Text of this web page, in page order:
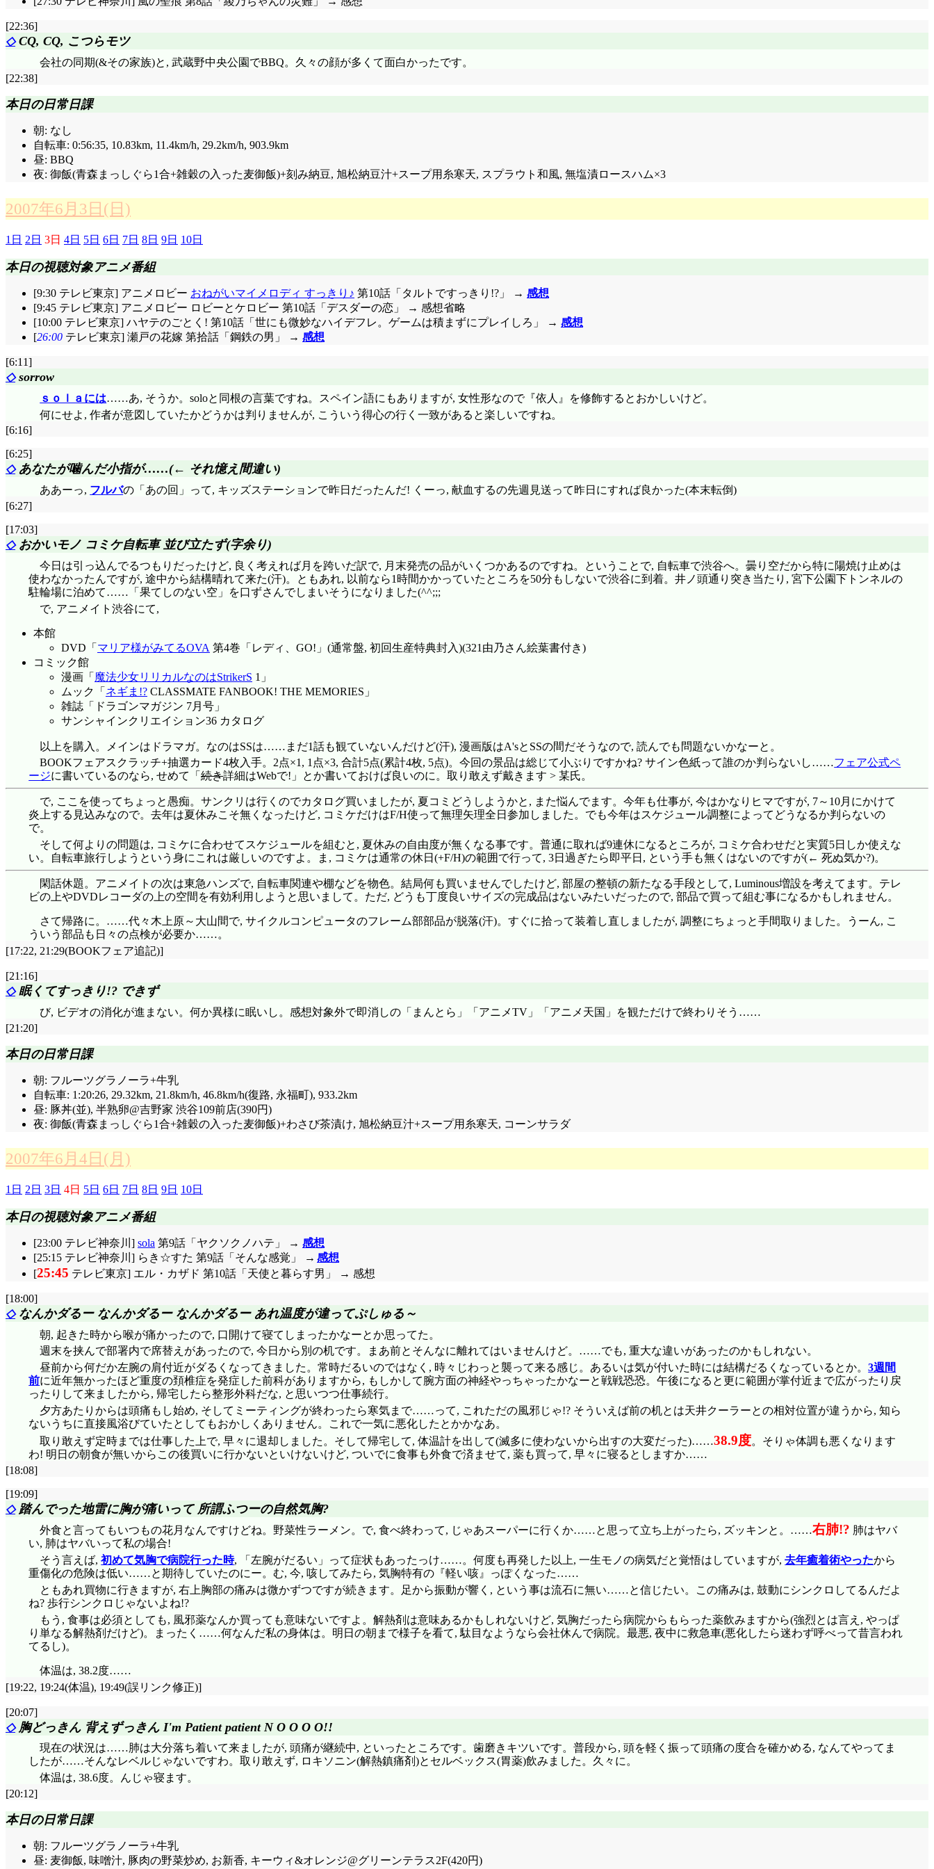
[22:36]
◇CQ, CQ, こつらモツ
会社の同期(&その家族)と, 武蔵野中央公園でBBQ。久々の顔が多くて面白かったです。
[22:38]
本日の日常日課
朝: なし
自転車: 0:56:35, 10.83km, 11.4km/h, 29.2km/h, 903.9km
昼: BBQ
夜: 御飯(青森まっしぐら1合+雑穀の入った麦御飯)+刻み納豆, 旭松納豆汁+スープ用糸寒天, スプラウト和風, 無塩漬ロースハム×3
2007年6月3日(日)
1日 2日 3日 4日 5日 6日 7日 8日 9日 10日
本日の視聴対象アニメ番組
[9:30 テレビ東京] アニメロビー おねがいマイメロディ すっきり♪ 第10話「タルトですっきり!?」 → 感想
[9:45 テレビ東京] アニメロビー ロビーとケロビー 第10話「デスダーの恋」 → 感想省略
[10:00 テレビ東京] ハヤテのごとく! 第10話「世にも微妙なハイデフレ。ゲームは積まずにプレイしろ」 → 感想
[26:00 テレビ東京] 瀬戸の花嫁 第拾話「鋼鉄の男」 → 感想
[6:11]
◇sorrow
ｓｏｌａには……あ, そうか。soloと同根の言葉ですね。スペイン語にもありますが, 女性形なので『依人』を修飾するとおかしいけど。
何にせよ, 作者が意図していたかどうかは判りませんが, こういう得心の行く一致があると楽しいですね。
[6:16]
[6:25]
◇あなたが噛んだ小指が……(← それ憶え間違い)
ああーっ, フルバの「あの回」って, キッズステーションで昨日だったんだ! くーっ, 献血するの先週見送って昨日にすれば良かった(本末転倒)
[6:27]
[17:03]
◇おかいモノ コミケ自転車 並び立たず(字余り)
今日は引っ込んでるつもりだったけど, 良く考えれば月を跨いだ訳で, 月末発売の品がいくつかあるのですね。ということで, 自転車で渋谷へ。曇り空だから特に陽焼け止めは
使わなかったんですが, 途中から結構晴れて来た(汗)。ともあれ, 以前なら1時間かかっていたところを50分もしないで渋谷に到着。井ノ頭通り突き当たり, 宮下公園下トンネルの
駐輪場に泊めて……「果てしのない空」を口ずさんでしまいそうになりました(^^;;;
で, アニメイト渋谷にて,
本館
DVD「 マリア様がみてるOVA 第4巻「レディ、GO!」(通常盤, 初回生産特典封入)(321由乃さん絵葉書付き)
コミック館
漫画「 魔法少女リリカルなのはStrikerS 1」
ムック「 ネギま!? CLASSMATE FANBOOK! THE MEMORIES」
雑誌「ドラゴンマガジン 7月号」
サンシャインクリエイション36 カタログ
以上を購入。メインはドラマガ。なのはSSは……まだ1話も観ていないんだけど(汗), 漫画版はA'sとSSの間だそうなので, 読んでも問題ないかなーと。
BOOKフェアスクラッチ+抽選カード4枚入手。2点×1, 1点×3, 合計5点(累計4枚, 5点)。今回の景品は総じて小ぶりですかね? サイン色紙って誰のか判らないし……フェア公式ペ
ージに書いているのなら, せめて「続き詳細はWebで!」とか書いておけば良いのに。取り敢えず戴きます > 某氏。
で, ここを使ってちょっと愚痴。サンクリは行くのでカタログ買いましたが, 夏コミどうしようかと, また悩んでます。今年も仕事が, 今はかなりヒマですが, 7～10月にかけて
炎上する見込みなので。去年は夏休みこそ無くなったけど, コミケだけはF/H使って無理矢理全日参加しました。でも今年はスケジュール調整によってどうなるか判らないの
で。
そして何よりの問題は, コミケに合わせてスケジュールを組むと, 夏休みの自由度が無くなる事です。普通に取れば9連休になるところが, コミケ合わせだと実質5日しか使えな
い。自転車旅行しようという身にこれは厳しいのですよ。ま, コミケは通常の休日(+F/H)の範囲で行って, 3日過ぎたら即平日, という手も無くはないのですが(← 死ぬ気か?)。
閑話休題。アニメイトの次は東急ハンズで, 自転車関連や棚などを物色。結局何も買いませんでしたけど, 部屋の整頓の新たなる手段として, Luminous増設を考えてます。テレ
ビの上やDVDレコーダの上の空間を有効利用しようと思いまして。ただ, どうも丁度良いサイズの完成品はないみたいだったので, 部品で買って組む事になるかもしれません。
さて帰路に。……代々木上原～大山間で, サイクルコンピュータのフレーム部部品が脱落(汗)。すぐに拾って装着し直しましたが, 調整にちょっと手間取りました。うーん, こ
ういう部品も日々の点検が必要か……。
[17:22, 21:29(BOOKフェア追記)]
[21:16]
◇眠くてすっきり!? できず
び, ビデオの消化が進まない。何か異様に眠いし。感想対象外で即消しの「まんとら」「アニメTV」「アニメ天国」を観ただけで終わりそう……
[21:20]
本日の日常日課
朝: フルーツグラノーラ+牛乳
自転車: 1:20:26, 29.32km, 21.8km/h, 46.8km/h(復路, 永福町), 933.2km
昼: 豚丼(並), 半熟卵@吉野家 渋谷109前店(390円)
夜: 御飯(青森まっしぐら1合+雑穀の入った麦御飯)+わさび茶漬け, 旭松納豆汁+スープ用糸寒天, コーンサラダ
2007年6月4日(月)
1日 2日 3日 4日 5日 6日 7日 8日 9日 10日
本日の視聴対象アニメ番組
[23:00 テレビ神奈川] sola 第9話「ヤクソクノハテ」 → 感想
[25:15 テレビ神奈川] らき☆すた 第9話「そんな感覚」 → 感想
[25:45 テレビ東京] エル・カザド 第10話「天使と暮らす男」 → 感想
[18:00]
◇なんかダるー なんかダるー なんかダるー あれ温度が違ってぷしゅる～
朝, 起きた時から喉が痛かったので, 口開けて寝てしまったかなーとか思ってた。
週末を挟んで部署内で席替えがあったので, 今日から別の机です。まあ前とそんなに離れてはいませんけど。……でも, 重大な違いがあったのかもしれない。
昼前から何だか左腕の肩付近がダるくなってきました。常時だるいのではなく, 時々じわっと襲って来る感じ。あるいは気が付いた時には結構だるくなっているとか。3週間
前に近年無かったほど重度の頚椎症を発症した前科がありますから, もしかして腕方面の神経やっちゃったかなーと戦戦恐恐。午後になると更に範囲が掌付近まで広がったり戻
ったりして来ましたから, 帰宅したら整形外科だな, と思いつつ仕事続行。
夕方あたりからは頭痛もし始め, そしてミーティングが終わったら寒気まで……って, これただの風邪じゃ!? そういえば前の机とは天井クーラーとの相対位置が違うから, 知ら
ないうちに直接風浴びていたとしてもおかしくありません。これで一気に悪化したとかかなあ。
取り敢えず定時までは仕事した上で, 早々に退却しました。そして帰宅して, 体温計を出して(滅多に使わないから出すの大変だった)……38.9度。そりゃ体調も悪くなります
わ! 明日の朝食が無いからこの後買いに行かないといけないけど, ついでに食事も外食で済ませて, 薬も買って, 早々に寝るとしますか……
[18:08]
[19:09]
◇踏んでった地雷に胸が痛いって 所謂ふつーの自然気胸?
外食と言ってもいつもの花月なんですけどね。野菜性ラーメン。で, 食べ終わって, じゃあスーパーに行くか……と思って立ち上がったら, ズッキンと。……右肺!? 肺はヤバ
い, 肺はヤバいって私の場合!
そう言えば,初めて気胸で病院行った時, 「左腕がだるい」って症状もあったっけ……。何度も再発した以上, 一生モノの病気だと覚悟はしていますが,去年癒着術やったから
重傷化の危険は低い……と期待していたのにー。む, 今, 咳してみたら, 気胸特有の『軽い咳』っぽくなった……
ともあれ買物に行きますが, 右上胸部の痛みは微かずつですが続きます。足から振動が響く, という事は流石に無い……と信じたい。この痛みは, 鼓動にシンクロしてるんだよ
ね? 歩行シンクロじゃないよね!?
もう, 食事は必須としても, 風邪薬なんか買っても意味ないですよ。解熱剤は意味あるかもしれないけど, 気胸だったら病院からもらった薬飲みますから(強烈とは言え, やっぱ
り単なる解熱剤だけど)。まったく……何なんだ私の身体は。明日の朝まで様子を看て, 駄目なようなら会社休んで病院。最悪, 夜中に救急車(悪化したら迷わず呼べって昔言われ
てるし)。
体温は, 38.2度……
[19:22, 19:24(体温), 19:49(誤リンク修正)]
[20:07]
◇胸どっきん 背えずっきん I'm Patient patient N O O O O!!
現在の状況は……肺は大分落ち着いて来ましたが, 頭痛が継続中, といったところです。歯磨きキツいです。普段から, 頭を軽く振って頭痛の度合を確かめる, なんてやってま
したが……そんなレベルじゃないですわ。取り敢えず, ロキソニン(解熱鎮痛剤)とセルベックス(胃薬)飲みました。久々に。
体温は, 38.6度。んじゃ寝ます。
[20:12]
本日の日常日課
朝: フルーツグラノーラ+牛乳
昼: 麦御飯, 味噌汁, 豚肉の野菜炒め, お新香, キーウィ&オレンジ@グリーンテラス2F(420円)